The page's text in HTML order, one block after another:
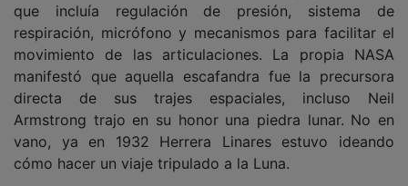
que incluía regulación de presión, sistema de
respiración, micrófono y mecanismos para facilitar el
movimiento de las articulaciones. La propia NASA
manifestó que aquella escafandra fue la precursora
directa de sus trajes espaciales, incluso Neil
Armstrong trajo en su honor una piedra lunar. No en
vano, ya en 1932 Herrera Linares estuvo ideando
cómo hacer un viaje tripulado a la Luna.